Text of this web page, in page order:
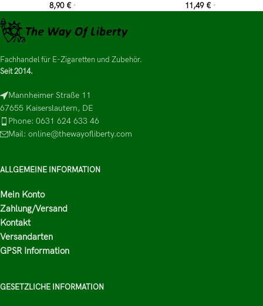
8,90 € * 11,49 € *
Fachhandel für E-Zigaretten und Zubehör.
Seit 2014.
Mannheimer Straße 11
67655 Kaiserslautern, DE
Phone: 0631 624 633 46
Mail: online@thewayofliberty.com
ALLGEMEINE INFORMATION
Mein Konto
Zahlung/Versand
Kontakt
Versandarten
GPSR Information
GESETZLICHE INFORMATION